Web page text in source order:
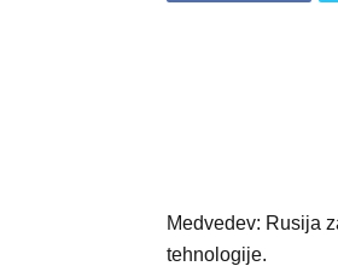
Medvedev: Rusija
tehnologije.